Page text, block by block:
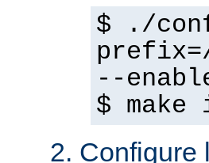
$ ./
--
$
Configure